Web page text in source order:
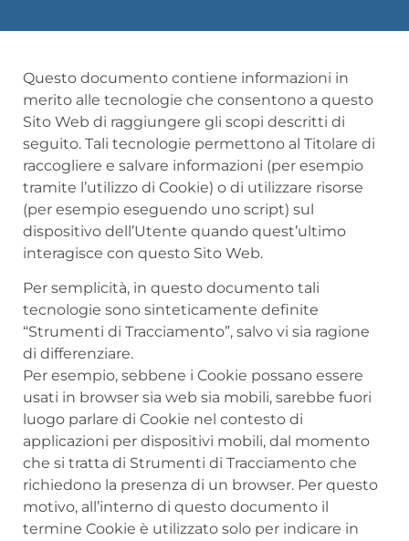
Questo documento contiene informazioni in
merito alle tecnologie che consentono a questo
Sito Web di raggiungere gli scopi descritti di
seguito. Tali tecnologie permettono al Titolare di
raccogliere e salvare informazioni (per esempio
tramite l’utilizzo di Cookie) o di utilizzare risorse
(per esempio eseguendo uno script) sul
dispositivo dell’Utente quando quest’ultimo
interagisce con questo Sito Web.
Per semplicità, in questo documento tali
tecnologie sono sinteticamente definite
“Strumenti di Tracciamento”, salvo vi sia ragione
di differenziare.
Per esempio, sebbene i Cookie possano essere
usati in browser sia web sia mobili, sarebbe fuori
luogo parlare di Cookie nel contesto di
applicazioni per dispositivi mobili, dal momento
che si tratta di Strumenti di Tracciamento che
richiedono la presenza di un browser. Per questo
motivo, all’interno di questo documento il
termine Cookie è utilizzato solo per indicare in